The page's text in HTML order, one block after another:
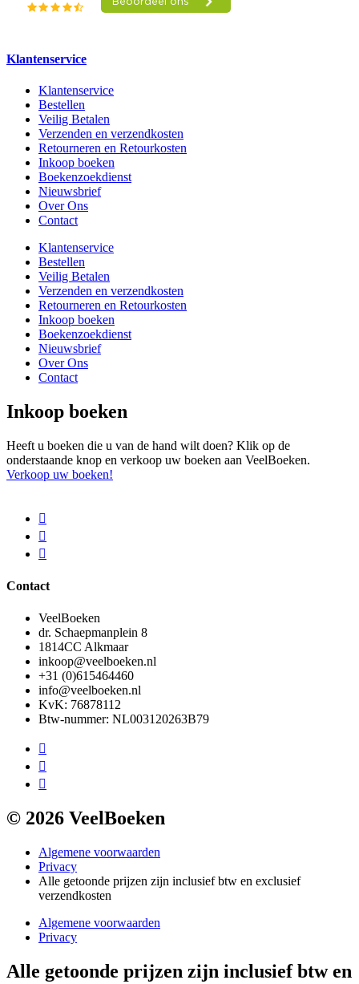
Klantenservice
Klantenservice
Bestellen
Veilig Betalen
Verzenden en verzendkosten
Retourneren en Retourkosten
Inkoop boeken
Boekenzoekdienst
Nieuwsbrief
Over Ons
Contact
Klantenservice
Bestellen
Veilig Betalen
Verzenden en verzendkosten
Retourneren en Retourkosten
Inkoop boeken
Boekenzoekdienst
Nieuwsbrief
Over Ons
Contact
Inkoop boeken
Heeft u boeken die u van de hand wilt doen? Klik op de
onderstaande knop en verkoop uw boeken aan VeelBoeken.
Verkoop uw boeken!
Contact
VeelBoeken
dr. Schaepmanplein 8
1814CC Alkmaar
inkoop@veelboeken.nl
+31 (0)615464460
info@veelboeken.nl
KvK: 76878112
Btw-nummer: NL003120263B79
© 2026 VeelBoeken
Algemene voorwaarden
Privacy
Alle getoonde prijzen zijn inclusief btw en exclusief
verzendkosten
Algemene voorwaarden
Privacy
Alle getoonde prijzen zijn inclusief btw en